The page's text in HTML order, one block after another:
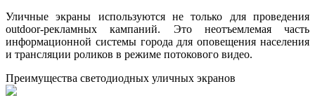
Уличные экраны используются не только для проведения
outdoor-рекламных кампаний. Это неотъемлемая часть
информационной системы города для оповещения населения
и трансляции роликов в режиме потокового видео.
Преимущества светодиодных уличных экранов